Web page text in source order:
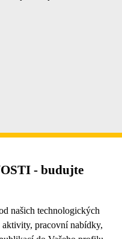
- budujte
našich technologických
pracovní nabídky,